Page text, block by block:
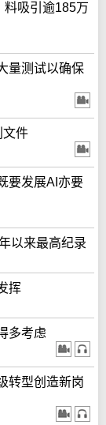
吸引逾185万
量测试以确保
文件
要发展AI亦要
以来最高纪录
挥
多考虑
转型创造新岗